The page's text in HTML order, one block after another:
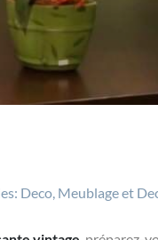
Deco, Meublage et